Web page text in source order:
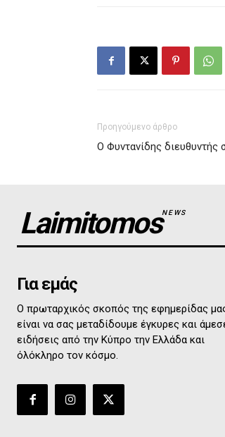
Προηγούμενο άρθρο
Ο Φυντανίδης διευθυντής
LaimitomosNEWS
Για εμάς
Ο πρωταρχικός σκοπός της εφημερίδας
είναι να σας μεταδίδουμε έγκυρες και
ειδήσεις από την Κύπρο την Ελλάδα και
όλόκληρο τον κόσμο.